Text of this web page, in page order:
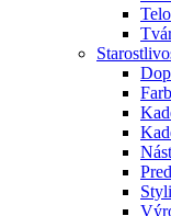
Telo